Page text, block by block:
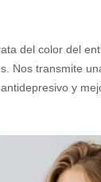
del color del
Nos transmite
antidepresivo y